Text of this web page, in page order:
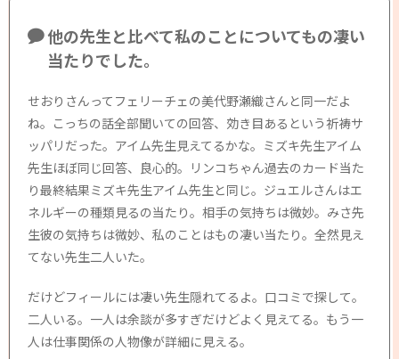
他の先生と比べて私のことについてもの凄い
当たりでした。
せおりさんってフェリーチェの美代野瀬織さんと同一だよ
ね。こっちの話全部聞いての回答、効き目あるという祈祷サ
ッパリだった。アイム先生見えてるかな。ミズキ先生アイム
先生ほぼ同じ回答、良心的。リンコちゃん過去のカード当た
り最終結果ミズキ先生アイム先生と同じ。ジュエルさんはエ
ネルギーの種類見るの当たり。相手の気持ちは微妙。みさ先
生彼の気持ちは微妙、私のことはもの凄い当たり。全然見え
てない先生二人いた。
だけどフィールには凄い先生隠れてるよ。口コミで探して。
二人いる。一人は余談が多すぎだけどよく見えてる。もう一
人は仕事関係の人物像が詳細に見える。